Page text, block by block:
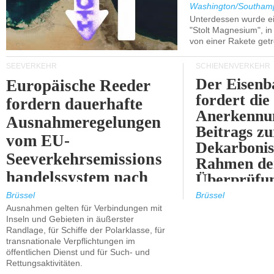
Washington/
Unterdessen wurde
"Stolt Magnesium",
von einer Rakete
SEEVERKEHR
Europäische Reeder
fordern dauerhafte
Ausnahmeregelungen
vom EU-
Seeverkehrsemissions
handelssystem nach
2030.
Brüssel
Ausnahmen gelten für Verbindungen mit
Inseln und Gebieten in äußerster
Randlage, für Schiffe der Polarklasse, für
transnationale Verpflichtungen im
öffentlichen Dienst und für Such- und
Rettungsaktivitäten.
SCHIENENVERKEHR
Der
fordert die
Beitrags
Rahmen
ETS.
Brüssel